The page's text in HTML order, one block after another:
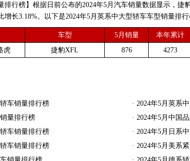
排行榜】根据日前公布的2024年5月汽车销量数据显示，
长3.18%。以下是2024年5月英系中大型轿车车型销量排行
车型 5月销量 本年累计
虎 捷豹XFL 876 4273
车销量排行榜 · 2024年5月英系
量排行榜 · 2024年5月中国
车销量排行榜 · 2024年5月日系
车销量排行榜 · 2024年5月美系